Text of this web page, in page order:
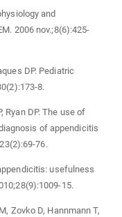
and
2006 nov.;8(6):425-
DP. Pediatric
8.
Ryan DP. The use of
of appendicitis
76.
usefulness
15.
Zovko D, Hannmann T,